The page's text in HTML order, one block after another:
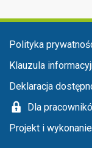
Menu stopka
Polityka
Klauzula
Deklaracja
Dla
Projekt i